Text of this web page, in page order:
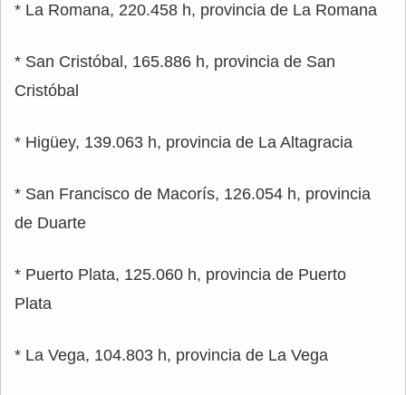
* La Romana, 220.458 h, provincia de La Romana
* San Cristóbal, 165.886 h, provincia de San
Cristóbal
* Higüey, 139.063 h, provincia de La Altagracia
* San Francisco de Macorís, 126.054 h, provincia
de Duarte
* Puerto Plata, 125.060 h, provincia de Puerto
Plata
* La Vega, 104.803 h, provincia de La Vega